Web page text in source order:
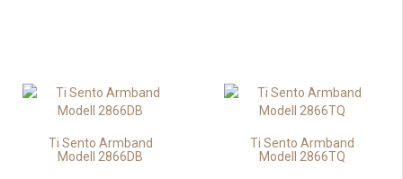
Ti Sento Armband
Modell 2866DB
Ti Sento Armband
Modell 2866TQ